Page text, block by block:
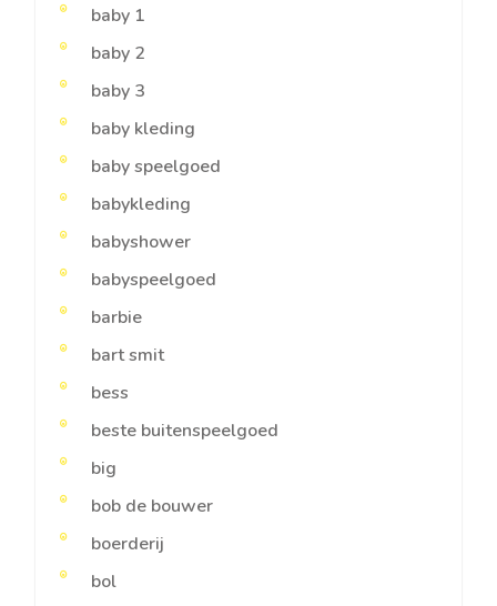
baby 1
baby 2
baby 3
baby kleding
baby speelgoed
babykleding
babyshower
babyspeelgoed
barbie
bart smit
bess
beste buitenspeelgoed
big
bob de bouwer
boerderij
bol